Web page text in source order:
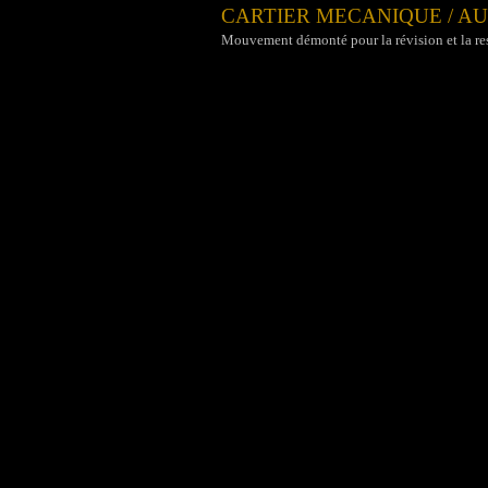
CARTIER MECANIQUE /
Mouvement démonté pour la révision et la